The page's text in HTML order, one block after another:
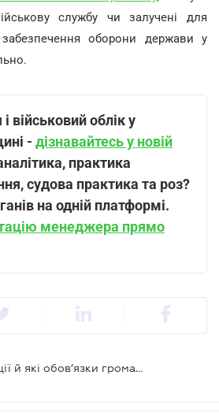
службу чи залучені для
оборони держави у
військовий облік у
- дізнавайтесь у новій
практика
судова практика та роз?
на одній платформі.
менеджера прямо
Хто підлягає мобілізації й які обов’язки громадян – Міноборони